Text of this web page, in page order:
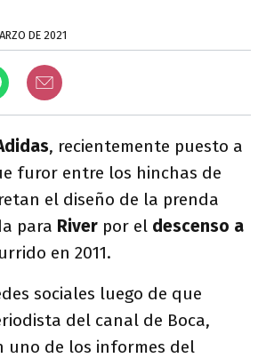
DE 2021
, recientemente puesto a
furor entre los hinchas de
el diseño de la prenda
para River por el descenso a
en 2011.
sociales luego de que
del canal de Boca,
uno de los informes del